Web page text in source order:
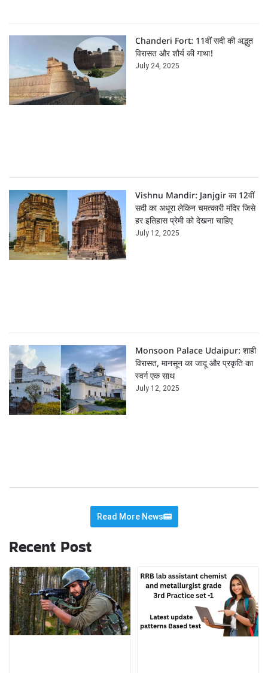
Chanderi Fort: 11वीं सदी की अद्भुत
विरासत और शौर्य की गाथा!
July 24, 2025
Vishnu Mandir: Janjgir का 12वीं
सदी का अधूरा लेकिन चमत्कारी मंदिर जिसे
हर इतिहास प्रेमी को देखना चाहिए
July 12, 2025
Monsoon Palace Udaipur: शाही
विरासत, मानसून का जादू और प्रकृति का
स्वर्ग एक साथ
July 12, 2025
Read More News
Recent Post